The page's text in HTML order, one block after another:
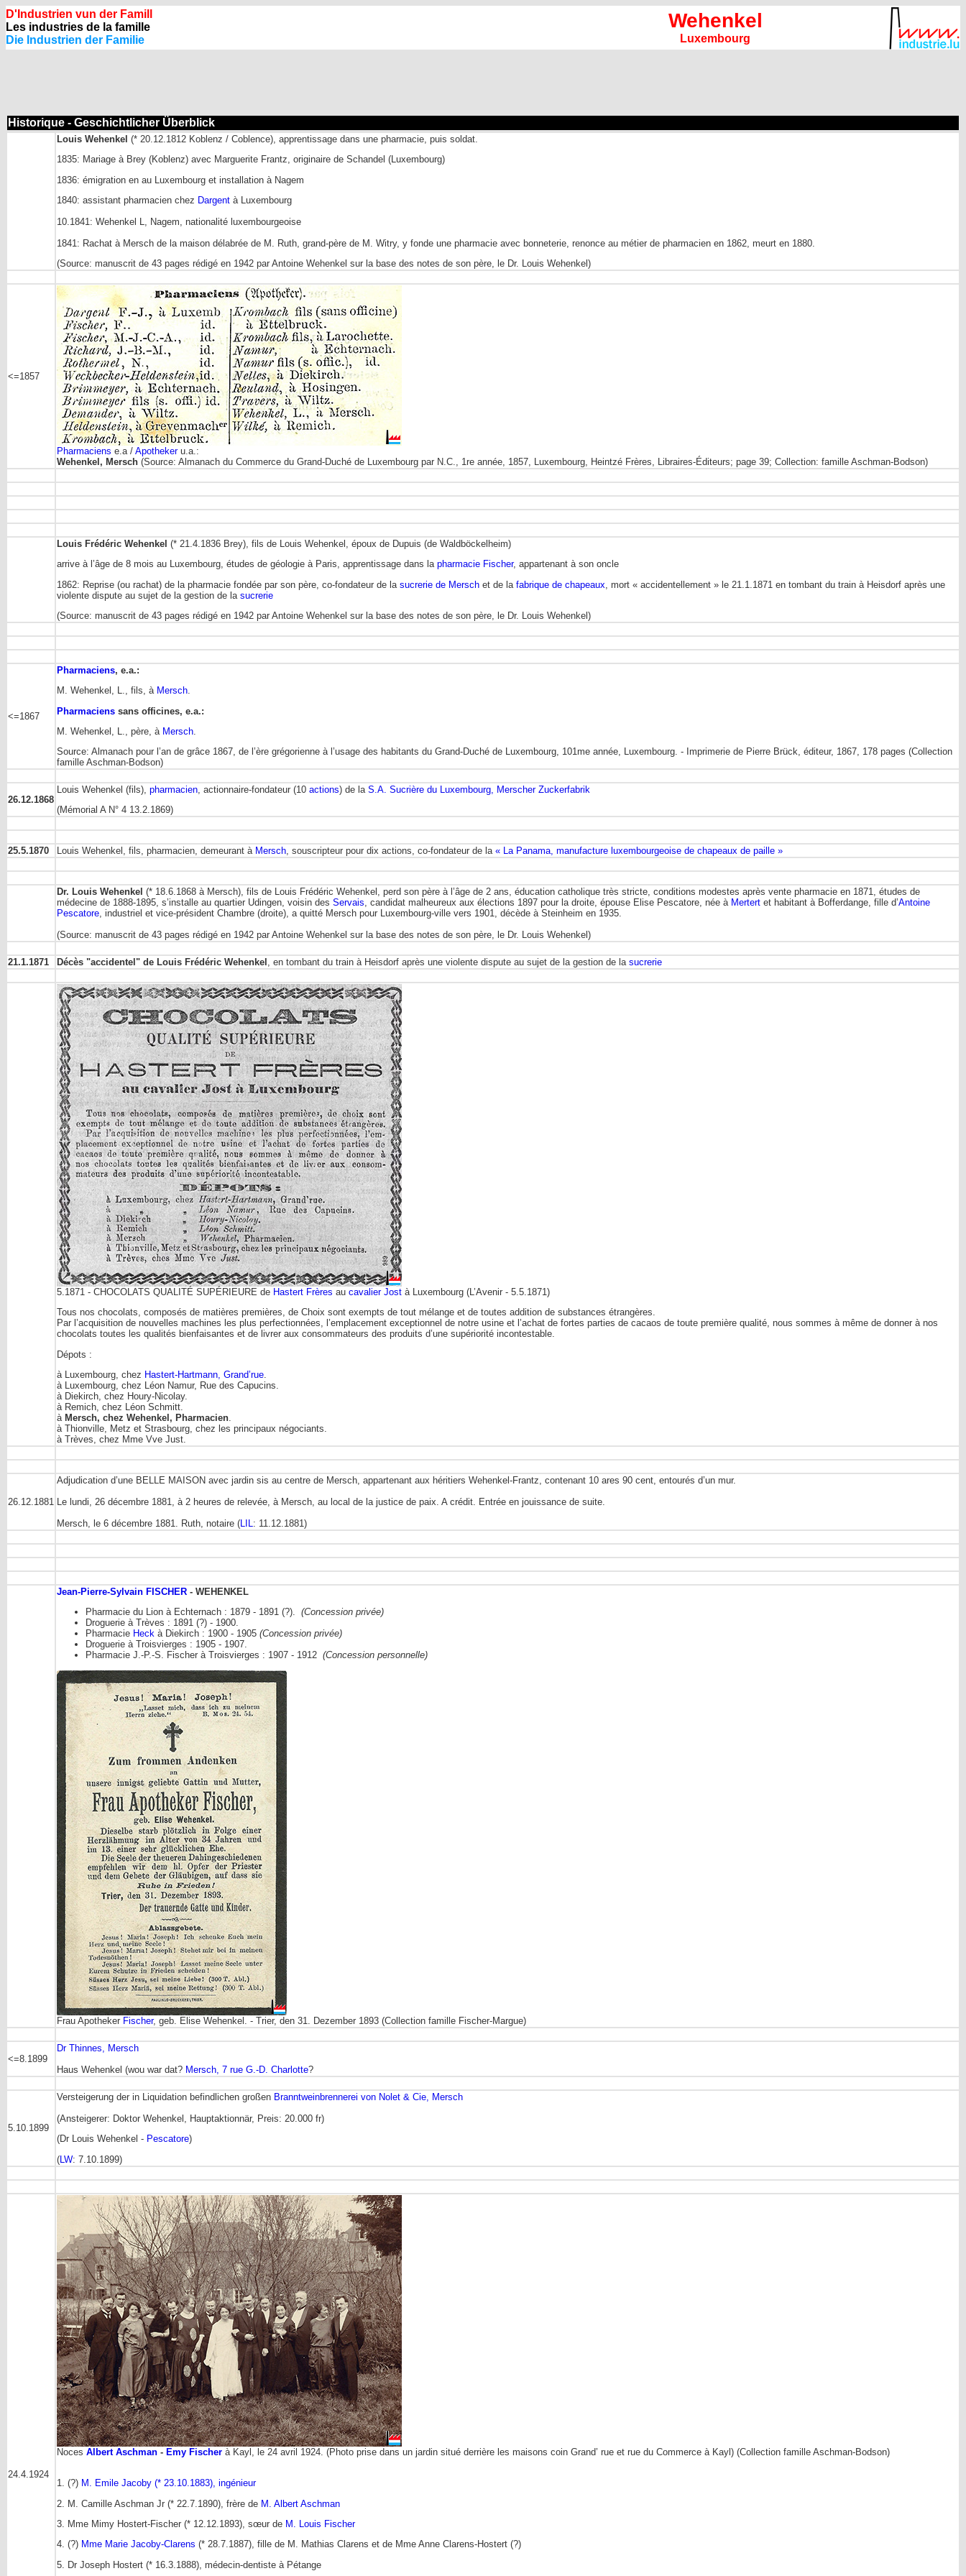
D'Industrien vun der Famill
Les industries de la famille
Die Industrien der Familie
Wehenkel
Luxembourg
Historique - Geschichtlicher Überblick
Louis Wehenkel (* 20.12.1812 Koblenz / Coblence), apprentissage dans une pharmacie, puis soldat.
1835: Mariage à Brey (Koblenz) avec Marguerite Frantz, originaire de Schandel (Luxembourg)
1836: émigration en au Luxembourg et installation à Nagem
1840: assistant pharmacien chez Dargent à Luxembourg
10.1841: Wehenkel L, Nagem, nationalité luxembourgeoise
1841: Rachat à Mersch de la maison délabrée de M. Ruth, grand-père de M. Witry, y fonde une pharmacie avec bonneterie, renonce au métier de pharmacien en 1862, meurt en 1880.
(Source: manuscrit de 43 pages rédigé en 1942 par Antoine Wehenkel sur la base des notes de son père, le Dr. Louis Wehenkel)
<=1857
Pharmaciens e.a / Apothekeru.a.:
Wehenkel, Mersch (Source: Almanach du Commerce du Grand-Duché de Luxembourg par N.C., 1re année, 1857, Luxembourg, Heintzé Frères, Libraires-Éditeurs; page 39; Collection: famille Aschman-Bodson)
Louis Frédéric Wehenkel (* 21.4.1836 Brey), fils de Louis Wehenkel, époux de Dupuis (de Waldböckelheim)
arrive à l’âge de 8 mois au Luxembourg, études de géologie à Paris, apprentissage dans la pharmacie Fischer, appartenant à son oncle
1862: Reprise (ou rachat) de la pharmacie fondée par son père, co-fondateur de la sucrerie de Mersch et de la fabrique de chapeaux , mort « accidentellement » le 21.1.1871 en tombant du train à Heisdorf après une
violente dispute au sujet de la gestion de la sucrerie
(Source: manuscrit de 43 pages rédigé en 1942 par Antoine Wehenkel sur la base des notes de son père, le Dr. Louis Wehenkel)
<=1867
Pharmaciens, e.a.:
M. Wehenkel, L., fils, à Mersch.
Pharmaciens sans officines, e.a.:
M. Wehenkel, L., père, à Mersch
Source: Almanach pour l’an de grâce 1867, de l’ère grégorienne à l’usage des habitants du Grand-Duché de Luxembourg, 101me année, Luxembourg. - Imprimerie de Pierre Brück, éditeur, 1867, 178 pages (Collection
famille Aschman-Bodson)
26.12.1868
Louis Wehenkel (fils), pharmacien, actionnaire-fondateur (10 actions) de la S.A. Sucrière du Luxembourg, Merscher Zuckerfabrik
(Mémorial A N° 4 13.2.1869)
25.5.1870 Louis Wehenkel, fils, pharmacien, demeurant à Mersch, souscripteur pour dix actions, co-fondateur de la « La Panama, manufacture luxembourgeoise de chapeaux de paille »
Dr. Louis Wehenkel (* 18.6.1868 à Mersch), fils de Louis Frédéric Wehenkel, perd son père à l’âge de 2 ans, éducation catholique très stricte, conditions modestes après vente pharmacie en 1871, études de
médecine de 1888-1895, s’installe au quartier Udingen, voisin des Servais, candidat malheureux aux élections 1897 pour la droite, épouse Elise Pescatore, née à Mertert et habitant à Bofferdange, fille d’Antoine
Pescatore, industriel et vice-président Chambre (droite), a quitté Mersch pour Luxembourg-ville vers 1901, décède à Steinheim en 1935.
(Source: manuscrit de 43 pages rédigé en 1942 par Antoine Wehenkel sur la base des notes de son père, le Dr. Louis Wehenkel)
21.1.1871 Décès "accidentel" de Louis Frédéric Wehenkel , en tombant du train à Heisdorf après une violente dispute au sujet de la gestion de la sucrerie
5.1871 - CHOCOLATS QUALITÉ SUPÉRIEURE de Hastert Frères au cavalier Jost à Luxembourg (L’Avenir - 5.5.1871)
Tous nos chocolats, composés de matières premières, de Choix sont exempts de tout mélange et de toutes addition de substances étrangères.
Par l’acquisition de nouvelles machines les plus perfectionnées, l’emplacement exceptionnel de notre usine et l’achat de fortes parties de cacaos de toute première qualité, nous sommes à même de donner à nos
chocolats toutes les qualités bienfaisantes et de livrer aux consommateurs des produits d’une supériorité incontestable.
Dépots :
à Luxembourg, chez Hastert-Hartmann, Grand’rue
à Luxembourg, chez Léon Namur, Rue des Capucins.
à Diekirch, chez Houry-Nicolay.
à Remich, chez Léon Schmitt.
à Mersch, chez Wehenkel, Pharmacien
à Thionville, Metz et Strasbourg, chez les principaux négociants.
à Trèves, chez Mme Vve Just.
26.12.1881
Adjudication d’une BELLE MAISON avec jardin sis au centre de Mersch, appartenant aux héritiers Wehenkel-Frantz, contenant 10 ares 90 cent, entourés d’un mur.
Le lundi, 26 décembre 1881, à 2 heures de relevée, à Mersch, au local de la justice de paix. A crédit. Entrée en jouissance de suite.
Mersch, le 6 décembre 1881. Ruth, notaire (LIL: 11.12.1881)
Jean-Pierre-Sylvain FISCHER - WEHENKEL
Pharmacie du Lion à Echternach : 1879 - 1891 (?). (Concession privée)
Droguerie à Trèves : 1891 (?) - 1900.
Pharmacie Heck à Diekirch : 1900 - 1905 (Concession privée)
Droguerie à Troisvierges : 1905 - 1907.
Pharmacie J.-P.-S. Fischer à Troisvierges : 1907 - 1912 (Concession personnelle)
Frau Apotheker Fischer, geb. Elise Wehenkel. - Trier, den 31. Dezember 1893 (Collection famille Fischer-Margue)
<=8.1899
Dr Thinnes, Mersch
Haus Wehenkel (wou war dat? Mersch, 7 rue G.-D. Charlotte?
5.10.1899
Versteigerung der in Liquidation befindlichen großen Branntweinbrennerei von Nolet & Cie, Mersch
(Ansteigerer: Doktor Wehenkel, Hauptaktionnär, Preis: 20.000 fr)
(Dr Louis Wehenkel - Pescatore)
(LW: 7.10.1899)
24.4.1924
Noces Albert Aschman - Emy Fischer à Kayl, le 24 avril 1924. (Photo prise dans un jardin situé derrière les maisons coin Grand’ rue et rue du Commerce à Kayl) (Collection famille Aschman-Bodson)
1. (?) M. Emile Jacoby (* 23.10.1883), ingénieur
2. M. Camille Aschman Jr (* 22.7.1890), frère de M. Albert Aschman
3. Mme Mimy Hostert-Fischer (* 12.12.1893), sœur de M. Louis Fischer
4. (?) Mme Marie Jacoby-Clarens (* 28.7.1887), fille de M. Mathias Clarens et de Mme Anne Clarens-Hostert (?)
5. Dr Joseph Hostert (* 16.3.1888), médecin-dentiste à Pétange